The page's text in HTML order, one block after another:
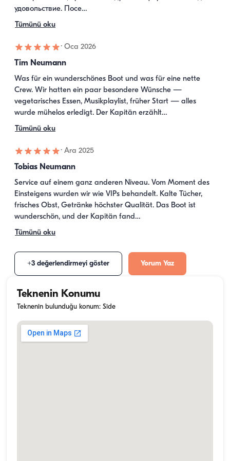
удовольствие. Посе…
Tümünü oku
· Oca 2026
Tim Neumann
Was für ein wunderschönes Boot und was für eine nette
Crew. Wir hatten ein paar besondere Wünsche —
vegetarisches Essen, Musikplaylist, früher Start — alles
wurde mühelos erledigt. Der Kapitän erzählt…
Tümünü oku
· Ara 2025
Tobias Neumann
Service auf einem ganz anderen Niveau. Vom Moment des
Einsteigens wurden wir wie VIPs behandelt. Kalte Tücher,
frisches Obst, Getränke höchster Qualität. Das Boot ist
wunderschön, und der Kapitän fand…
Tümünü oku
+3 değerlendirmeyi göster Yorum Yaz
Teknenin Konumu
Teknenin bulunduğu konum: Side